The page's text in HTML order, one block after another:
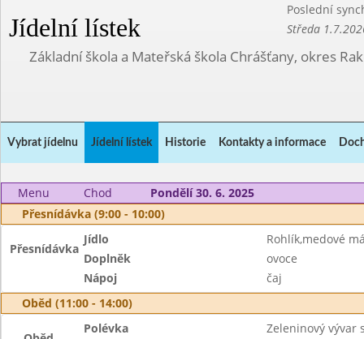
Jídelní lístek
Poslední
Středa
Základní škola a Mateřská škola Chrášťany, okres
Vybrat jídelnu Jídelní lístek Historie Kontakty a informace
Menu Chod
Pondělí 30. 6. 2025
Přesnídávka (9:00 - 10:00)
Přesnídávka
Jídlo
Rohlík,medové
Doplněk
ovoce
Nápoj
čaj
Oběd (11:00 - 14:00)
Polévka
Zeleninový vývar